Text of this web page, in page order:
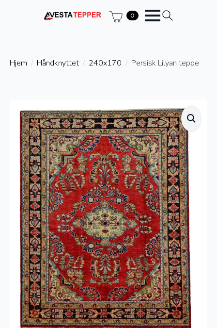
0
Hjem Håndknyttet 240x170 Persisk Lilyan teppe